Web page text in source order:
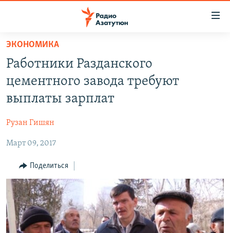
Перейти
основному
содержанию
основной
навигации
Перейти
поиску
ГЛАВНАЯ
ЭКОНОМИКА
РЕГИОН
НАГОРНЫЙ КАРАБАХ
КУЛЬТУРА
СПОРТ
АРХИВ
ЭКОНОМИКА
Работники Разданского
цементного завода требуют
выплаты зарплат
Рузан Гишян
Март 09, 2017
Поделиться